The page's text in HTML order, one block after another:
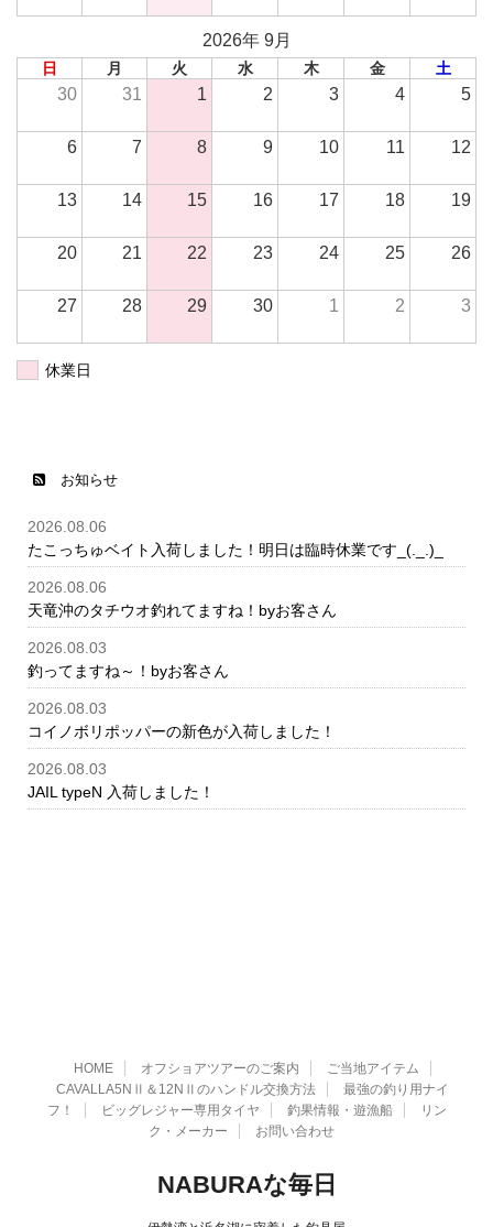
2026年 9月
日 月 火 水 木 金 土
30 31 1 2 3 4 5
6 7 8 9 10 11 12
13 14 15 16 17 18 19
20 21 22 23 24 25 26
27 28 29 30 1 2 3
休業日
お知らせ
2026.08.06
たこっちゅベイト入荷しました！明日は臨時休業です_(._.)_
2026.08.06
天竜沖のタチウオ釣れてますね！byお客さん
2026.08.03
釣ってますね～！byお客さん
2026.08.03
コイノボリポッパーの新色が入荷しました！
2026.08.03
JAIL typeN 入荷しました！
HOME オフショアツアーのご案内
ご当地アイテム
CAVALLA5NⅡ＆12NⅡのハンドル交換方法
最強の釣り用ナイ
フ！
ビッグレジャー専用タイヤ 釣果情報・遊漁船
リン
ク・メーカー
お問い合わせ
NABURAな毎日